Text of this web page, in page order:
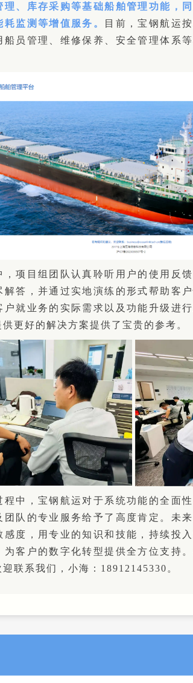
理、库存采购等基础船舶管理功能，
监测等增值服务。
目前，宝钢航运
船员管理、维修保养、安全管理体系
，项目组团队认真聆听用户的使用反
解答，并通过实地演练的形式帮助客
户就业务的实际需求以及功能升级进
更好的解决方案提供了宝贵的参考。
程中，宝钢航运对于系统功能的全面
团队的专业服务给予了高度肯定。未
感度，用专业的知识和技能，持续投
为客户的数字化转型提供全方位支持
联系我们，小海：18912145330。